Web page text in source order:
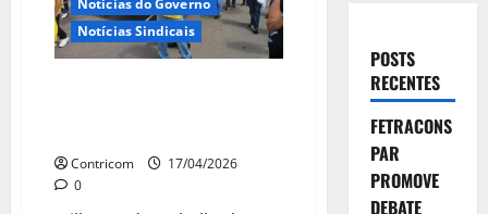
Notícias Sindicais
Contricom
17/04/2026
0
POSTS
RECENTES
FETRACONS
PAR
PROMOVE
DEBATE